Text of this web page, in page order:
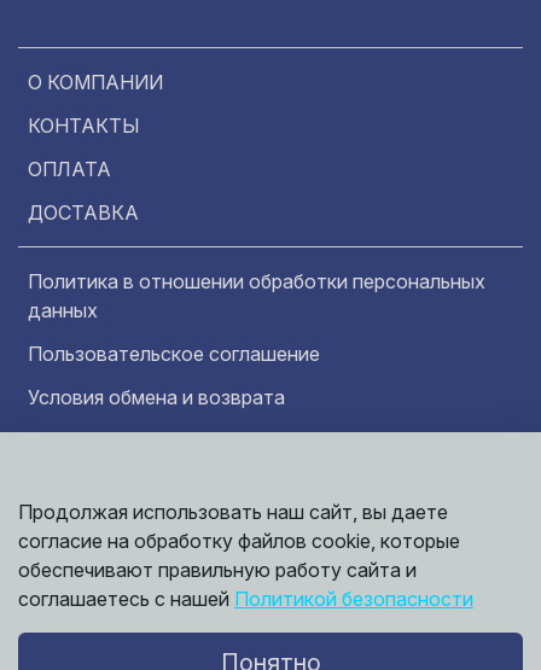
О КОМПАНИИ
КОНТАКТЫ
ОПЛАТА
ДОСТАВКА
Политика в отношении обработки персональных
данных
Пользовательское соглашение
Условия обмена и возврата
©
Информация представленная на сайте
носит исключительно ознакомительный
характер и ни при каких условиях не может
считаться публичной офертой. Точные
сведения о ценах, условиях продажи и
Продолжая использовать наш сайт, вы даете
согласие на обработку файлов cookie, которые
обеспечивают правильную работу сайта и
соглашаетесь с нашей Политикой безопасности
Понятно
обработки